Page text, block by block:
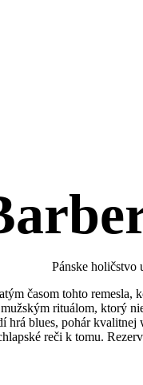
Pánske holičstvo
časom tohto
rituálom, ktorý
hrá blues, pohár
reči k tomu.